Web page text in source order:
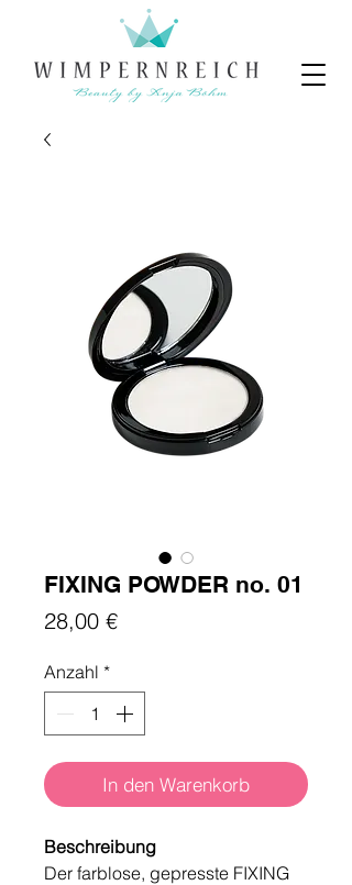
FIXING POWDER no. 01
28,00 €Preis
Anzahl *
In den Warenkorb
Beschreibung
Der farblose, gepresste FIXING